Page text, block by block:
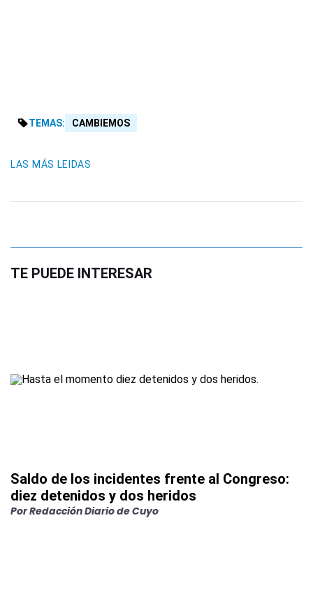
TEMAS: CAMBIEMOS
LAS MÁS LEIDAS
TE PUEDE INTERESAR
Saldo de los incidentes frente al Congreso:
diez detenidos y dos heridos
PorRedacción Diario de Cuyo